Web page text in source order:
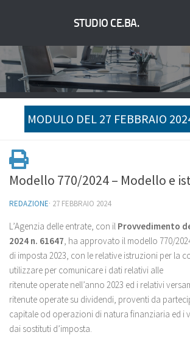
STUDIO CE.BA.
MODULO DEL 27 FEBBRAIO
Modello 770/2024 – Modello e
REDAZIONE· 27 FEBBRAIO 2024
L’Agenzia delle entrate, con il Provvedimento
2024 n. 61647, ha approvato il modello 770/
di imposta 2023, con le relative istruzioni per la
utilizzare per comunicare i dati relativi alle
ritenute operate nell’anno 2023 ed i relativi
ritenute operate su dividendi, proventi da
capitale od operazioni di natura finanziaria ed i
dai sostituti d’imposta.